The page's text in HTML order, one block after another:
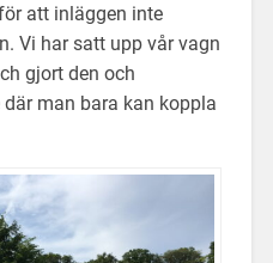
att inläggen inte
Vi har satt upp vår vagn
gjort den och
man bara kan koppla